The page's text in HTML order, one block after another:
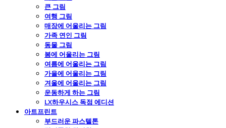
큰 그림
여행 그림
매장에 어울리는 그림
가족 연인 그림
동물 그림
봄에 어울리는 그림
여름에 어울리는 그림
가을에 어울리는 그림
겨울에 어울리는 그림
운동하게 하는 그림
LX하우시스 독점 에디션
아트프린트
부드러운 파스텔톤